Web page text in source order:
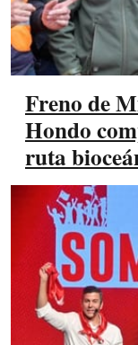
Freno de
Hondo
ruta